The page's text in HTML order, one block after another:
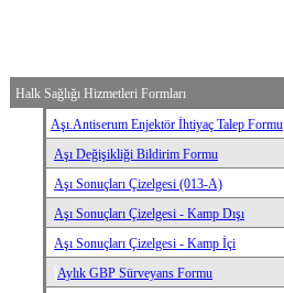
Halk Sağlığı Hizmetleri Formları
Aşı.Antiserum Enjektör İhtiyaç Talep Formu
Aşı Değişikliği Bildirim Formu
Aşı Sonuçları Çizelgesi (013-A)
Aşı Sonuçları Çizelgesi - Kamp Dışı
Aşı Sonuçları Çizelgesi - Kamp İçi
Aylık GBP Sürveyans Formu